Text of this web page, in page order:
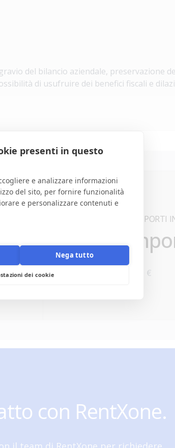
presenti in questo
e analizzare informazioni
del sito, per fornire funzionalità
e personalizzare contenuti e
Nega tutto
dei cookie
del bilancio aziendale, preservazione
di usufruire dei benefici fiscali e
TRASPORTI
1.000 €
con RentXone.